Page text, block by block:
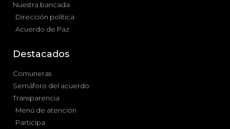
Nuestra bancada
Dirección política
Acuerdo de Paz
Destacados
Comuneras
Semáforo del acuerdo
Transparencia
Menú de atención
Participa